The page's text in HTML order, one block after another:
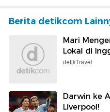
Berita detikcom
Mari
Lokal di
detikTravel
Darwin ke
Liverpool!